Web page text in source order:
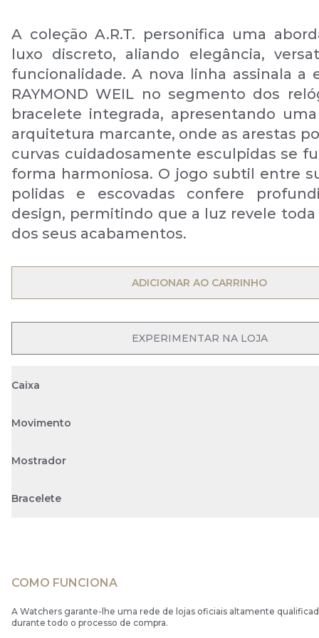
A coleção A.R.T. personifica uma
luxo discreto, aliando elegância,
funcionalidade. A nova linha assinala a
RAYMOND WEIL no segmento dos
bracelete integrada, apresentando
arquitetura marcante, onde as arestas
curvas cuidadosamente esculpidas se
forma harmoniosa. O jogo subtil entre
polidas e escovadas confere
design, permitindo que a luz revele toda
dos seus acabamentos.
ADICIONAR AO CARRINHO
EXPERIMENTAR NA LOJA
Caixa
Movimento
Mostrador
Bracelete
COMO FUNCIONA
A Watchers garante-lhe uma rede de lojas oficiais altamente
durante todo o processo de compra.